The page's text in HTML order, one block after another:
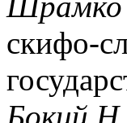
скифо-